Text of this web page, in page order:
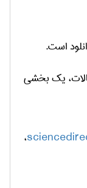
یک بخشی
،